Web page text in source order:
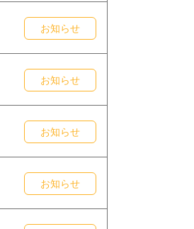
お知らせ
お知らせ
お知らせ
お知らせ